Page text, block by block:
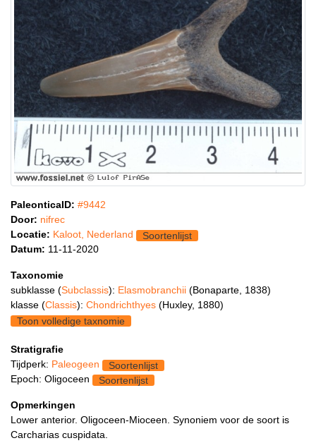
PaleonticaID: #9442
Door: nifrec
Locatie: Kaloot, Nederland
Soortenlijst
Datum: 11-11-2020
Taxonomie
subklasse (Subclassis): Elasmobranchii (Bonaparte, 1838)
klasse (Classis): Chondrichthyes (Huxley, 1880)
Toon volledige taxnomie
Stratigrafie
Tijdperk: Paleogeen
Soortenlijst
Epoch: Oligoceen
Soortenlijst
Opmerkingen
Lower anterior. Oligoceen-Mioceen. Synoniem voor de soort is
Carcharias cuspidata.